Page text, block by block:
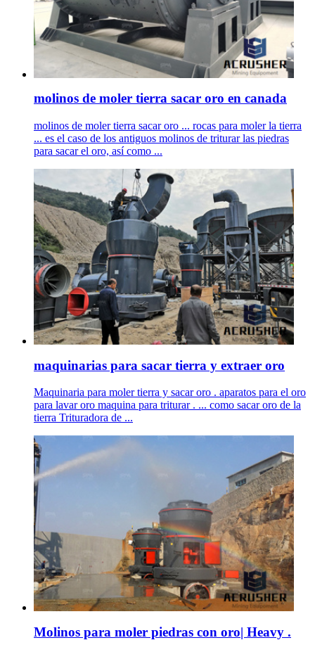
molinos de moler tierra sacar oro en canada
molinos de moler tierra sacar oro ... rocas para moler la tierra
... es el caso de los antiguos molinos de triturar las piedras
para sacar el oro, así como ...
maquinarias para sacar tierra y extraer oro
Maquinaria para moler tierra y sacar oro . aparatos para el oro
para lavar oro maquina para triturar . ... como sacar oro de la
tierra Trituradora de ...
Molinos para moler piedras con oro| Heavy .